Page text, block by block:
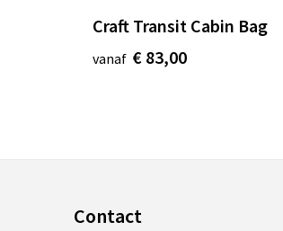
Craft Transit Cabin Bag
vanaf € 83,00
Contact